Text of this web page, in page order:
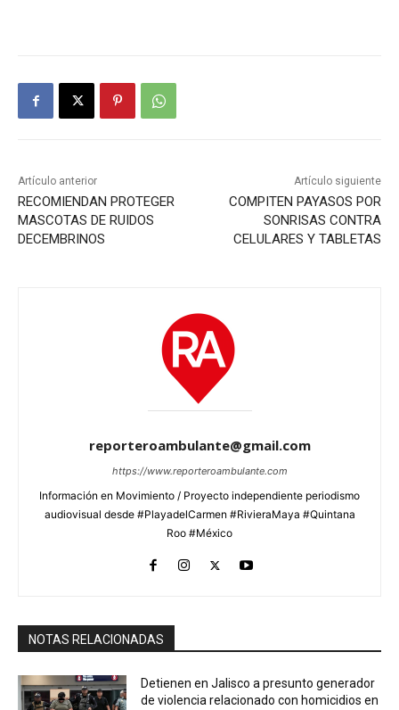
Artículo anterior
RECOMIENDAN PROTEGER
MASCOTAS DE RUIDOS
DECEMBRINOS
Artículo siguiente
COMPITEN PAYASOS POR
SONRISAS CONTRA
CELULARES Y TABLETAS
reporteroambulante@gmail.com
https://www.reporteroambulante.com
Información en Movimiento / Proyecto independiente periodismo
audiovisual desde #PlayadelCarmen #RivieraMaya #Quintana
Roo #México
NOTAS RELACIONADAS
Detienen en Jalisco a presunto generador
de violencia relacionado con homicidios en